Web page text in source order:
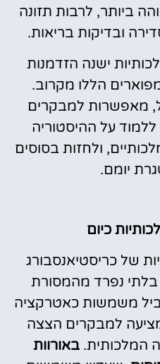
ביותר, לרבות תזונה
ובדיקות בריאות.
ישנה הזדמנות
הללו מקרוב.
מאפשרות למבקרים
על ההיסטוריה
ולחזות בסוסים
יומם.
כיום
של כריסטיאנסבורג
נפרד מהמסורת
משמשות כאטרקציה
למבקרים הצצה
המלכותית.באורוות